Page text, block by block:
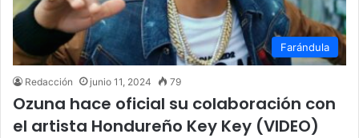
Farándula
Redacción junio 11, 2024 79
Ozuna hace oficial su colaboración con
el artista Hondureño Key Key (VIDEO)